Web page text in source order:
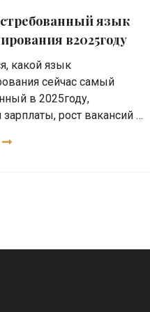
язык
в2025году
какой язык
сейчас самый
в 2025году,
рост вакансий и